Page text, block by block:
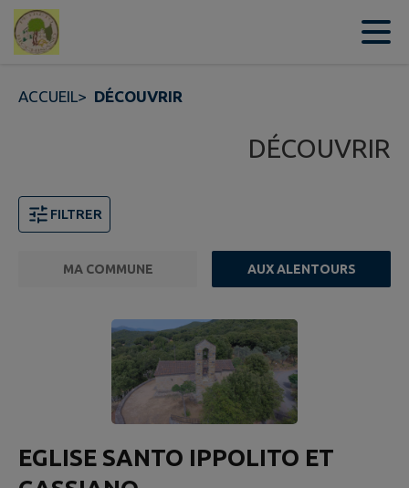
Contenu
ACCUEIL> DÉCOUVRIR
DÉCOUVRIR
FILTRER
MA COMMUNE AUX ALENTOURS
EGLISE SANTO IPPOLITO ET